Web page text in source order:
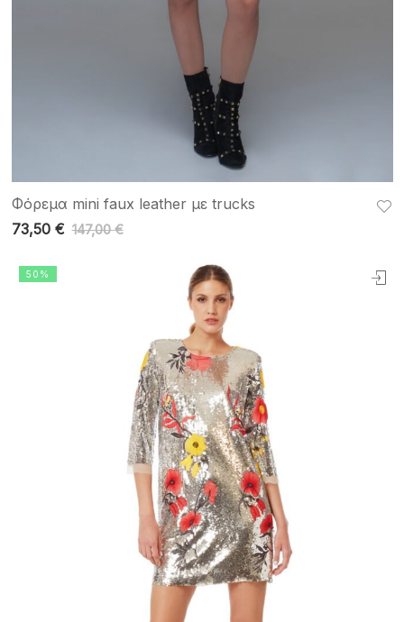
Φόρεμα mini faux leather με trucks
147,00€
73,50 €
50%